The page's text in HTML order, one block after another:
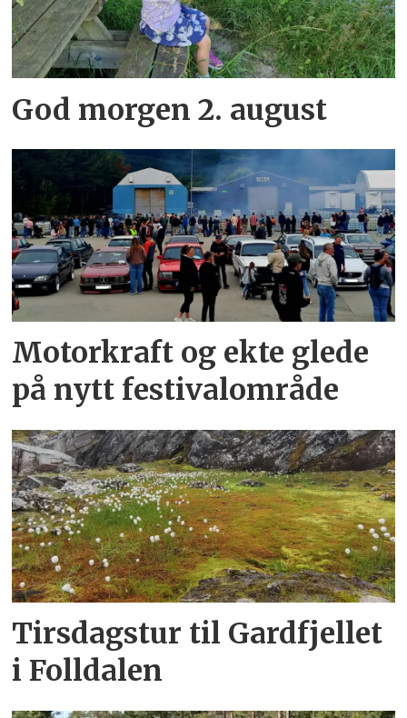
God morgen 2. august
Motorkraft og ekte glede
på nytt festivalområde
Tirsdagstur til Gardfjellet
i Folldalen